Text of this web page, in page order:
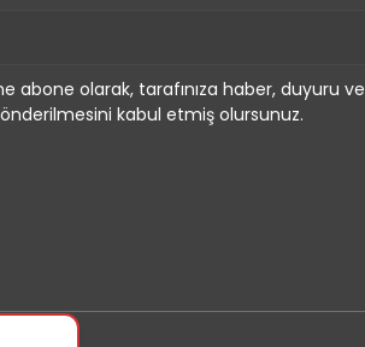
abone olarak, tarafınıza haber, duyuru ve
kabul etmiş olursunuz.